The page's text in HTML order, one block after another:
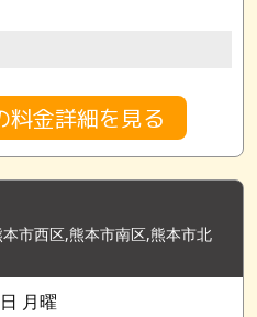
料金詳細を見る
市西区,熊本市南区,熊本市北
月曜